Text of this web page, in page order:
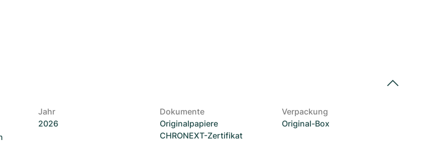
Jahr
2026
Dokumente
Originalpapiere
CHRONEXT-Zertifikat
Verpackung
Original-Box